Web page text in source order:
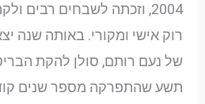
2004, וזכתה לשבחים רבים
רוק אישי ומקורי. באותה שנה
של נעם רותם, סולן להקת
תשע שהתפרקה מספר שנים